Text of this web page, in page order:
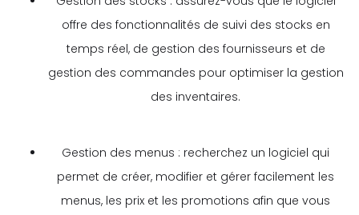
offre des fonctionnalités de suivi des stocks en
temps réel, de gestion des fournisseurs et de
gestion des commandes pour optimiser la gestion
des inventaires.
Gestion des menus : recherchez un logiciel qui
permet de créer, modifier et gérer facilement les
menus, les prix et les promotions afin que vous